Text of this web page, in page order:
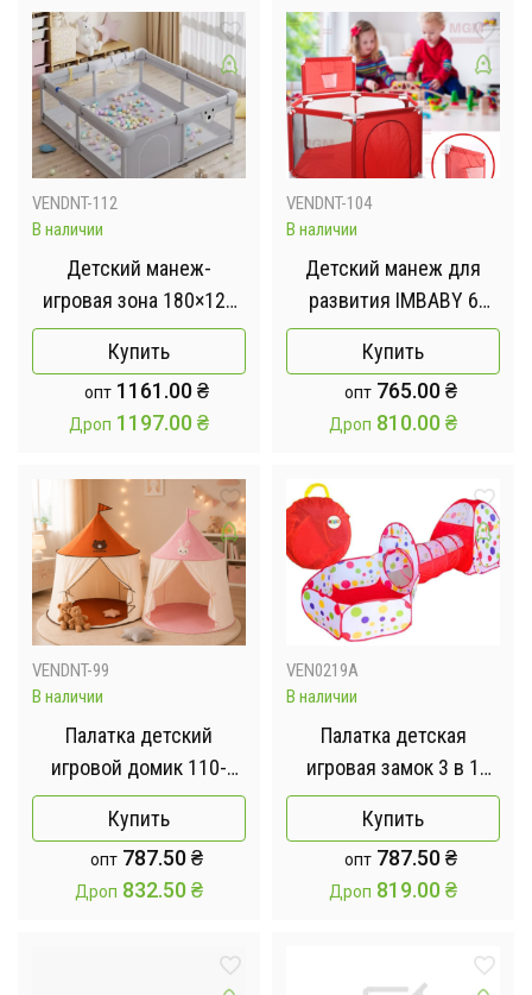
VENDNT-112
В наличии
Детский манеж-
игровая зона 180×120
см
Купить
опт 1161.00₴
Дроп 1197.00₴
VENDNT-104
В наличии
Детский манеж для
развития IMBABY 6
секций - с забором для
малышей - сухой
бассейн для детских
игр, для шаров или
Купить
опт 765.00₴
Дроп 810.00₴
VENDNT-99
В наличии
Палатка детский
игровой домик 110-
150см, 1вход-завязки,
окно, 2 вида, в сумке
MR 1309
Купить
опт 787.50₴
Дроп 832.50₴
VEN0219А
В наличии
Палатка детская
игровая замок 3 в 1
Домик-Шатер-Бассейн
Купить
опт 787.50₴
Дроп 819.00₴